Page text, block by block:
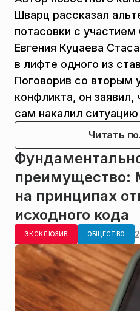
Шварц рассказал
потасовки с участием
Евгения Куцаева
в лифте одного из
Поговорив со вторым
конфликта, он
сам накалил
Читать
преимущество:
на принципах
исходного кода
ЭКСКЛЮЗИВ ОБЩЕСТВО